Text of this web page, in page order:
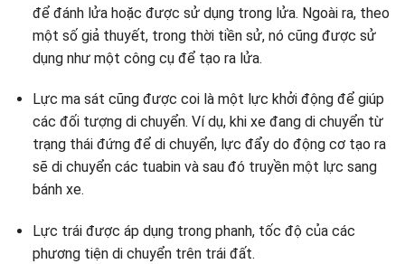
để đánh lửa hoặc được sử dụng trong lửa. Ngoài ra, theo
một số giả thuyết, trong thời tiền sử, nó cũng được sử
dụng như một công cụ để tạo ra lửa.
Lực ma sát cũng được coi là một lực khởi động để giúp
các đối tượng di chuyển. Ví dụ, khi xe đang di chuyển từ
trạng thái đứng để di chuyển, lực đẩy do động cơ tạo ra
sẽ di chuyển các tuabin và sau đó truyền một lực sang
bánh xe.
Lực trái được áp dụng trong phanh, tốc độ của các
phương tiện di chuyển trên trái đất.